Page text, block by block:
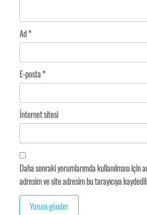
Ad*
E-posta*
İnternet sitesi
Daha sonraki yorumlarımda kullanılması için
adresim ve site adresim bu tarayıcıya